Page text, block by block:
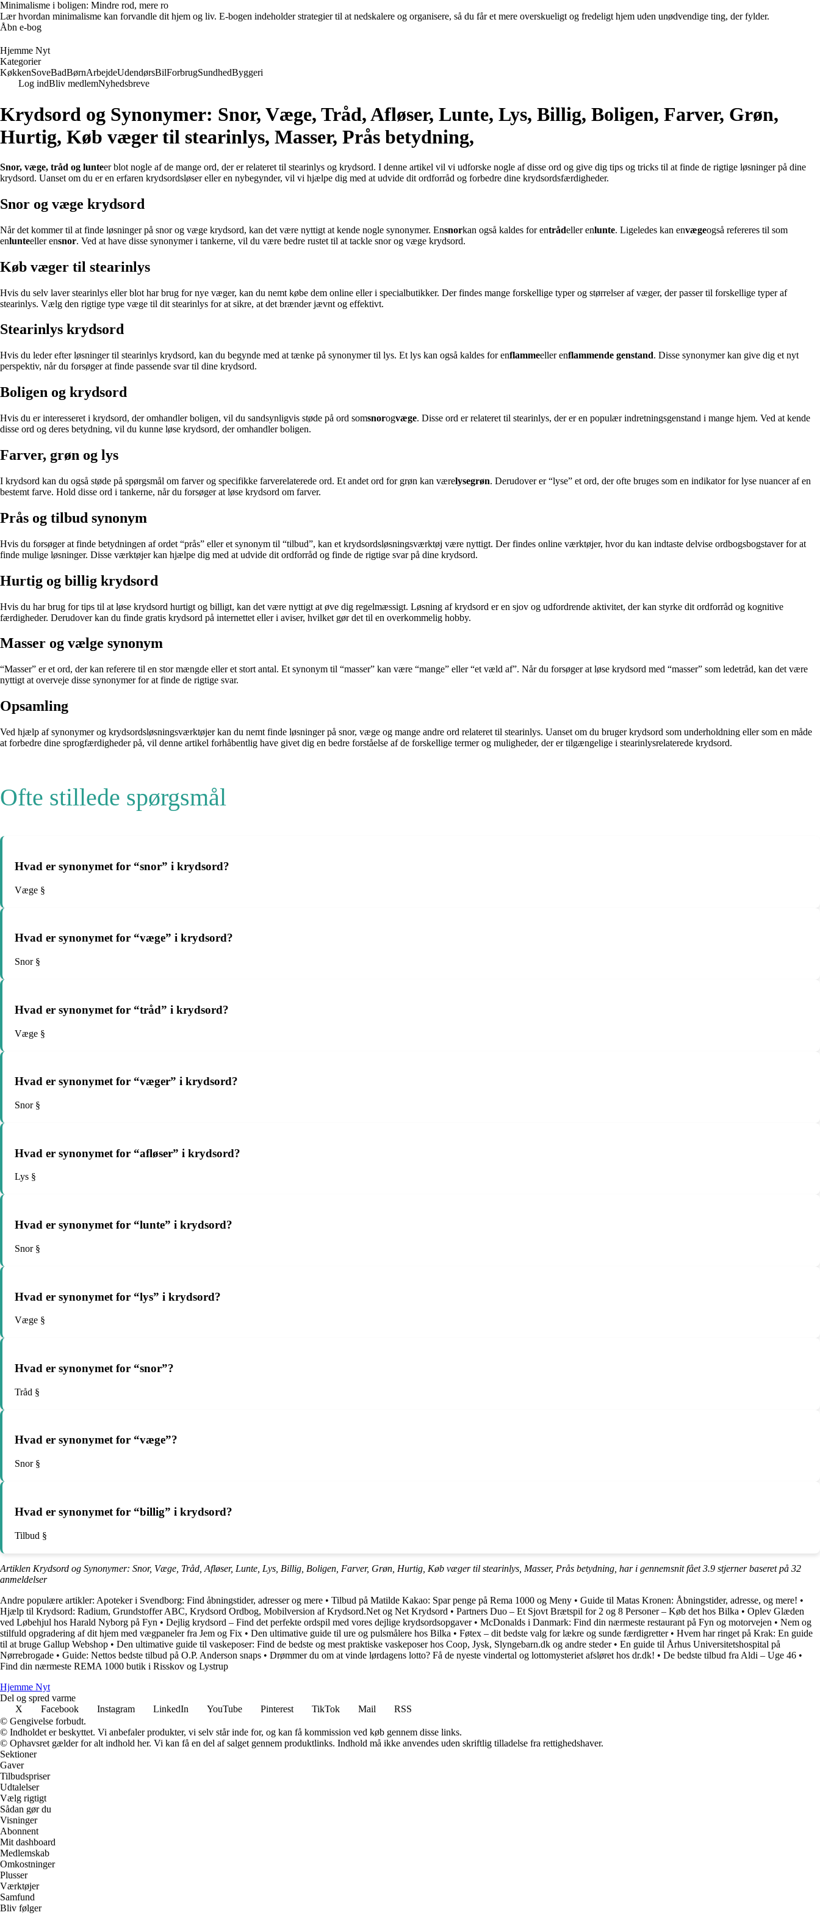
Minimalisme i boligen: Mindre rod, mere ro
Lær hvordan minimalisme kan forvandle dit hjem og liv. E-bogen indeholder strategier til at nedskalere og organisere, så du får et mere overskueligt og fredeligt hjem uden unødvendige ting, der fylder.
Åbn e-bog
Hjemme Nyt
Kategorier
KøkkenSoveBadBørnArbejdeUdendørsBilForbrugSundhedByggeri
Log indBliv medlemNyhedsbreve
Krydsord og Synonymer: Snor, Væge, Tråd, Afløser, Lunte, Lys, Billig, Boligen, Farver, Grøn,
Hurtig, Køb væger til stearinlys, Masser, Prås betydning,
Snor, væge, tråd og lunteer blot nogle af de mange ord, der er relateret til stearinlys og krydsord. I denne artikel vil vi udforske nogle af disse ord og give dig tips og tricks til at finde de rigtige løsninger på dine
krydsord. Uanset om du er en erfaren krydsordsløser eller en nybegynder, vil vi hjælpe dig med at udvide dit ordforråd og forbedre dine krydsordsfærdigheder.
Snor og væge krydsord
Når det kommer til at finde løsninger på snor og væge krydsord, kan det være nyttigt at kende nogle synonymer. Ensnorkan også kaldes for entrådeller enlunte. Ligeledes kan envægeogså refereres til som
enlunteeller ensnor. Ved at have disse synonymer i tankerne, vil du være bedre rustet til at tackle snor og væge krydsord.
Køb væger til stearinlys
Hvis du selv laver stearinlys eller blot har brug for nye væger, kan du nemt købe dem online eller i specialbutikker. Der findes mange forskellige typer og størrelser af væger, der passer til forskellige typer af
stearinlys. Vælg den rigtige type væge til dit stearinlys for at sikre, at det brænder jævnt og effektivt.
Stearinlys krydsord
Hvis du leder efter løsninger til stearinlys krydsord, kan du begynde med at tænke på synonymer til lys. Et lys kan også kaldes for enflammeeller enflammende genstand. Disse synonymer kan give dig et nyt
perspektiv, når du forsøger at finde passende svar til dine krydsord.
Boligen og krydsord
Hvis du er interesseret i krydsord, der omhandler boligen, vil du sandsynligvis støde på ord somsnorogvæge. Disse ord er relateret til stearinlys, der er en populær indretningsgenstand i mange hjem. Ved at kende
disse ord og deres betydning, vil du kunne løse krydsord, der omhandler boligen.
Farver, grøn og lys
I krydsord kan du også støde på spørgsmål om farver og specifikke farverelaterede ord. Et andet ord for grøn kan værelysegrøn. Derudover er “lyse” et ord, der ofte bruges som en indikator for lyse nuancer af en
bestemt farve. Hold disse ord i tankerne, når du forsøger at løse krydsord om farver.
Prås og tilbud synonym
Hvis du forsøger at finde betydningen af ordet “prås” eller et synonym til “tilbud”, kan et krydsordsløsningsværktøj være nyttigt. Der findes online værktøjer, hvor du kan indtaste delvise ordbogsbogstaver for at
finde mulige løsninger. Disse værktøjer kan hjælpe dig med at udvide dit ordforråd og finde de rigtige svar på dine krydsord.
Hurtig og billig krydsord
Hvis du har brug for tips til at løse krydsord hurtigt og billigt, kan det være nyttigt at øve dig regelmæssigt. Løsning af krydsord er en sjov og udfordrende aktivitet, der kan styrke dit ordforråd og kognitive
færdigheder. Derudover kan du finde gratis krydsord på internettet eller i aviser, hvilket gør det til en overkommelig hobby.
Masser og vælge synonym
“Masser” er et ord, der kan referere til en stor mængde eller et stort antal. Et synonym til “masser” kan være “mange” eller “et væld af”. Når du forsøger at løse krydsord med “masser” som ledetråd, kan det være
nyttigt at overveje disse synonymer for at finde de rigtige svar.
Opsamling
Ved hjælp af synonymer og krydsordsløsningsværktøjer kan du nemt finde løsninger på snor, væge og mange andre ord relateret til stearinlys. Uanset om du bruger krydsord som underholdning eller som en måde
at forbedre dine sprogfærdigheder på, vil denne artikel forhåbentlig have givet dig en bedre forståelse af de forskellige termer og muligheder, der er tilgængelige i stearinlysrelaterede krydsord.
Ofte stillede spørgsmål
Hvad er synonymet for “snor” i krydsord?
Væge §
Hvad er synonymet for “væge” i krydsord?
Snor §
Hvad er synonymet for “tråd” i krydsord?
Væge §
Hvad er synonymet for “væger” i krydsord?
Snor §
Hvad er synonymet for “afløser” i krydsord?
Lys §
Hvad er synonymet for “lunte” i krydsord?
Snor §
Hvad er synonymet for “lys” i krydsord?
Væge §
Hvad er synonymet for “snor”?
Tråd §
Hvad er synonymet for “væge”?
Snor §
Hvad er synonymet for “billig” i krydsord?
Tilbud §
Artiklen Krydsord og Synonymer: Snor, Væge, Tråd, Afløser, Lunte, Lys, Billig, Boligen, Farver, Grøn, Hurtig, Køb væger til stearinlys, Masser, Prås betydning, har i gennemsnit fået3.9 stjerner baseret på 32
anmeldelser
Andre populære artikler: Apoteker i Svendborg: Find åbningstider, adresser og mere • Tilbud på Matilde Kakao: Spar penge på Rema 1000 og Meny • Guide til Matas Kronen: Åbningstider, adresse, og mere! •
Hjælp til Krydsord: Radium, Grundstoffer ABC, Krydsord Ordbog, Mobilversion af Krydsord.Net og Net Krydsord • Partners Duo – Et Sjovt Brætspil for 2 og 8 Personer – Køb det hos Bilka • Oplev Glæden
ved Løbehjul hos Harald Nyborg på Fyn • Dejlig krydsord – Find det perfekte ordspil med vores dejlige krydsordsopgaver• McDonalds i Danmark: Find din nærmeste restaurant på Fyn og motorvejen • Nem og
stilfuld opgradering af dit hjem med vægpaneler fra Jem og Fix • Den ultimative guide til ure og pulsmålere hos Bilka • Føtex – dit bedste valg for lækre og sunde færdigretter• Hvem har ringet på Krak: En guide
til at bruge Gallup Webshop • Den ultimative guide til vaskeposer: Find de bedste og mest praktiske vaskeposer hos Coop, Jysk, Slyngebarn.dk og andre steder• En guide til Århus Universitetshospital på
Nørrebrogade • Guide: Nettos bedste tilbud på O.P. Anderson snaps • Drømmer du om at vinde lørdagens lotto? Få de nyeste vindertal og lottomysteriet afsløret hos dr.dk! • De bedste tilbud fra Aldi – Uge 46 •
Find din nærmeste REMA 1000 butik i Risskov og Lystrup
Hjemme Nyt
Del og spred varme
X
Facebook Instagram LinkedIn YouTube Pinterest TikTok Mail
RSS
© Gengivelse forbudt.
© Indholdet er beskyttet. Vi anbefaler produkter, vi selv står inde for, og kan få kommission ved køb gennem disse links.
© Ophavsret gælder for alt indhold her. Vi kan få en del af salget gennem produktlinks. Indhold må ikke anvendes uden skriftlig tilladelse fra rettighedshaver.
Sektioner
Gaver
Tilbudspriser
Udtalelser
Vælg rigtigt
Sådan gør du
Visninger
Abonnent
Mit dashboard
Medlemskab
Omkostninger
Plusser
Værktøjer
Samfund
Bliv følger